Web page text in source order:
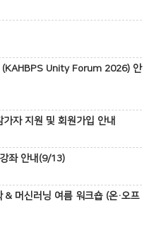
(KAHBPS Unity Forum 2026) 안
자 지원 및 회원가입 안내
좌 안내(9/13)
머신러닝 여름 워크숍 (온·오프